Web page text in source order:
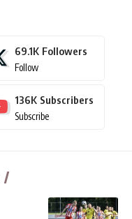
69.1K Followers
Follow
136K Subscribers
Subscribe